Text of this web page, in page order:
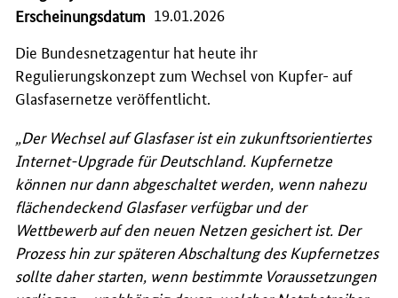
Erscheinungsdatum 19.01.2026
Die Bundesnetzagentur hat heute ihr
Regulierungskonzept zum Wechsel von Kupfer- auf
Glasfasernetze veröffentlicht.
„Der Wechsel auf Glasfaser ist ein zukunftsorientiertes
Internet-Upgrade für Deutschland. Kupfernetze
können nur dann abgeschaltet werden, wenn nahezu
flächendeckend Glasfaser verfügbar und der
Wettbewerb auf den neuen Netzen gesichert ist. Der
Prozess hin zur späteren Abschaltung des Kupfernetzes
sollte daher starten, wenn bestimmte Voraussetzungen